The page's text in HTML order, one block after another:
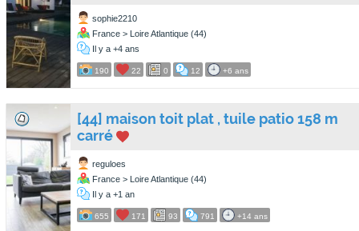
sophie2210
France > Loire Atlantique (44)
Il y a +4 ans
190 22 0 12 +6 ans
[44] maison toit plat , tuile patio 158 m
carré
reguloes
France > Loire Atlantique (44)
Il y a +1 an
655 171 93 791 +14 ans